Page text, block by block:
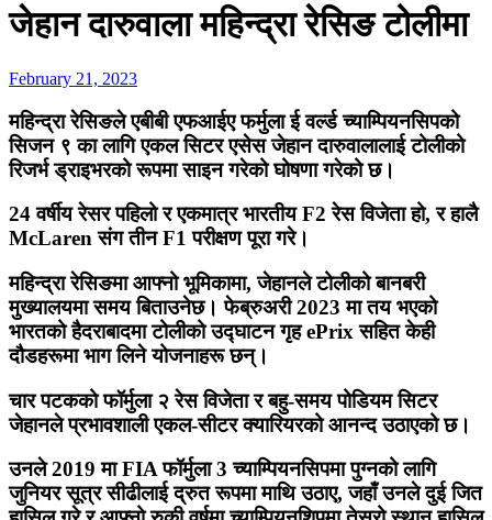
जेहान दारुवाला महिन्द्रा रेसिङ टोलीमा
February 21, 2023
महिन्द्रा रेसिङले एबीबी एफआईए फर्मुला ई वर्ल्ड च्याम्पियनसिपको
सिजन ९ का लागि एकल सिटर एसेस जेहान दारुवालालाई टोलीको
रिजर्भ ड्राइभरको रूपमा साइन गरेको घोषणा गरेको छ।
24 वर्षीय रेसर पहिलो र एकमात्र भारतीय F2 रेस विजेता हो, र हालै
McLaren संग तीन F1 परीक्षण पूरा गरे।
महिन्द्रा रेसिङमा आफ्नो भूमिकामा, जेहानले टोलीको बानबरी
मुख्यालयमा समय बिताउनेछ। फेब्रुअरी 2023 मा तय भएको
भारतको हैदराबादमा टोलीको उद्घाटन गृह ePrix सहित केही
दौडहरूमा भाग लिने योजनाहरू छन्।
चार पटकको फॉर्मुला २ रेस विजेता र बहु-समय पोडियम सिटर
जेहानले प्रभावशाली एकल-सीटर क्यारियरको आनन्द उठाएको छ।
उनले 2019 मा FIA ​​फॉर्मुला 3 च्याम्पियनसिपमा पुग्नको लागि
जुनियर सूत्र सीढीलाई द्रुत रूपमा माथि उठाए, जहाँ उनले दुई जित